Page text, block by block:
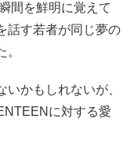
間を鮮明に覚えて
話す若者が同じ夢の
かもしれないが、
に対する愛